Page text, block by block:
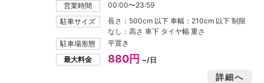
営業時間
00:00〜23:59
駐車サイズ
長さ：500cm 以下 車幅：210cm 以下 制限
なし：高さ 車下 タイヤ幅 重さ
駐車場形態
平置き
最大料金
880円 ~/日
詳細へ